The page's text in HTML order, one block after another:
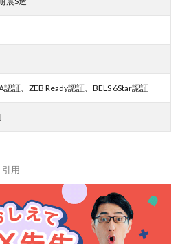
認証、ZEB Ready認証、BELS 6Star認証
用